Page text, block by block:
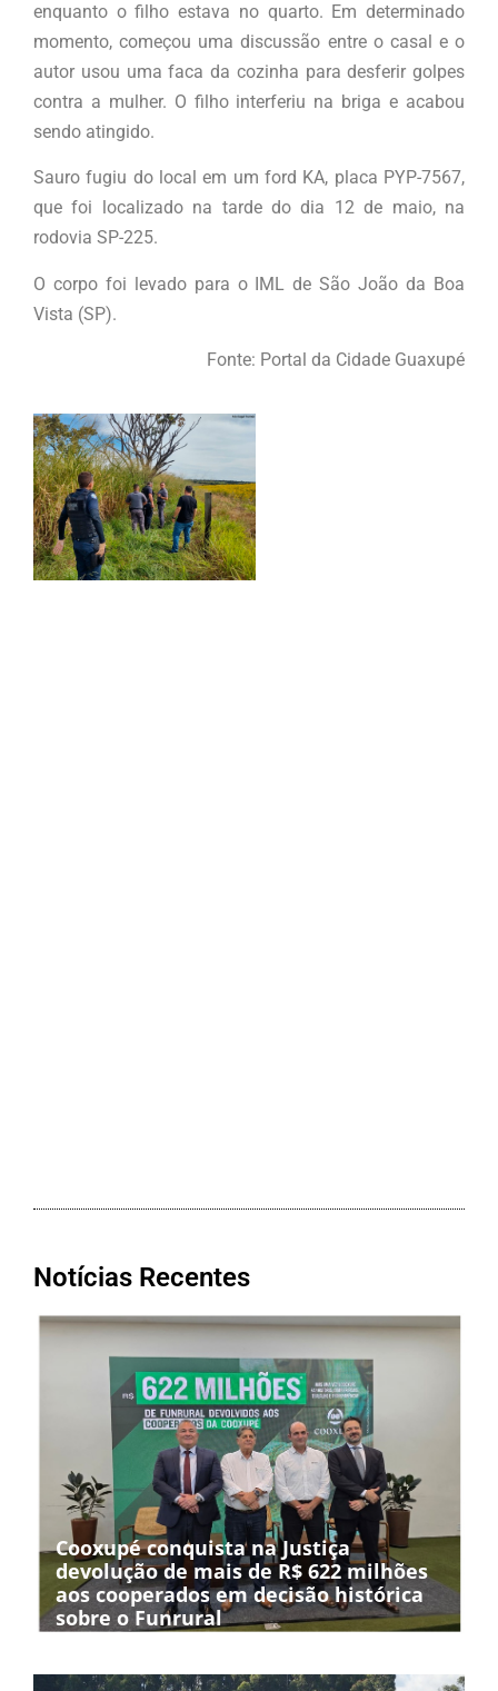
enquanto o filho estava no quarto. Em determinado
momento, começou uma discussão entre o casal e o
autor usou uma faca da cozinha para desferir golpes
contra a mulher. O filho interferiu na briga e acabou
sendo atingido.
Sauro fugiu do local em um ford KA, placa PYP-7567,
que foi localizado na tarde do dia 12 de maio, na
rodovia SP-225.
O corpo foi levado para o IML de São João da Boa
Vista (SP).
Fonte: Portal da Cidade Guaxupé
Notícias Recentes
Cooxupé conquista na Justiça
devolução de mais de R$ 622 milhões
aos cooperados em decisão histórica
sobre o Funrural